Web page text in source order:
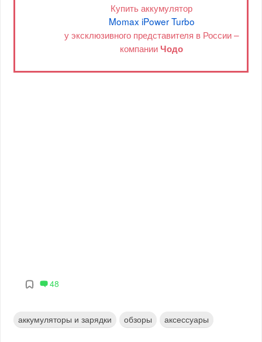
Купить аккумулятор
Momax iPower Turbo
у эксклюзивного представителя в России –
компанииЧодо
48
аккумуляторы и зарядки обзоры аксессуары